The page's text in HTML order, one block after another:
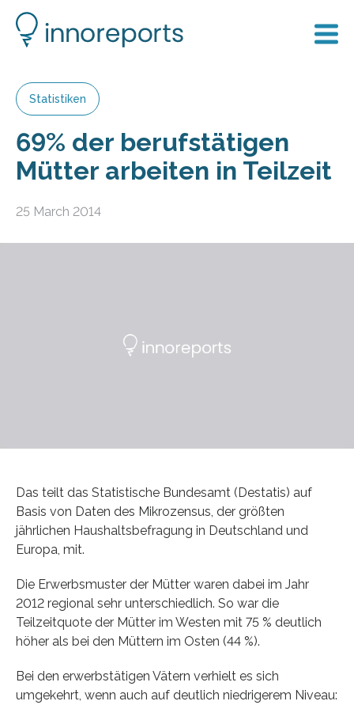
Statistiken
69% der berufstätigen
Mütter arbeiten in Teilzeit
25 March 2014
Das teilt das Statistische Bundesamt (Destatis) auf
Basis von Daten des Mikrozensus, der größten
jährlichen Haushaltsbefragung in Deutschland und
Europa, mit.
Die Erwerbsmuster der Mütter waren dabei im Jahr
2012 regional sehr unterschiedlich. So war die
Teilzeitquote der Mütter im Westen mit 75 % deutlich
höher als bei den Müttern im Osten (44 %).
Bei den erwerbstätigen Vätern verhielt es sich
umgekehrt, wenn auch auf deutlich niedrigerem Niveau: